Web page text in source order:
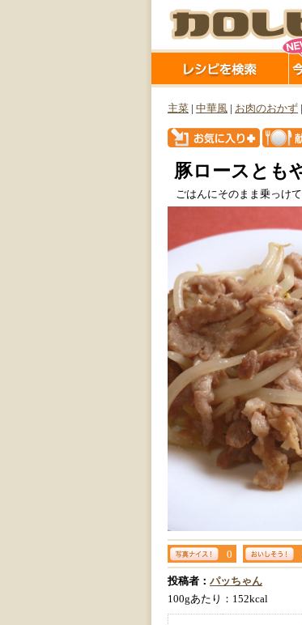
主菜 中華風 お肉のおかず
豚ロースとも
ごはんにそのまま乗っけ
0
投稿者： パッちゃん
100gあたり：152kcal